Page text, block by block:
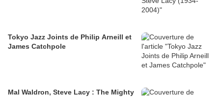
Tokyo Jazz Joints de Philip Arneill et
James Catchpole
Mal Waldron, Steve Lacy : The Mighty